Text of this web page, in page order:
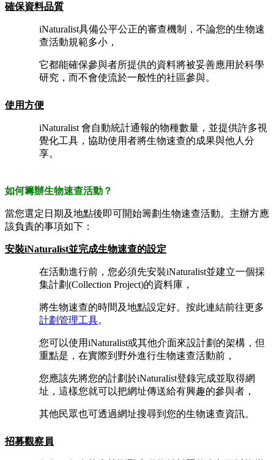
確保資料品質
iNaturalist具備公平公正的審查機制，不論您的生物速
查活動規範多小，
它都能確保參與者所提供的資料將被妥善應用於科學
研究，而不會使流於一般性的社區參與。
使用方便
iNaturalist 會自動統計通報的物種數量，並提供許多視
覺化工具，協助使用者將生物速查的成果與他人分
享。
如何籌辦生物速查活動？
當您選定日期及地點後即可開始籌劃生物速查活動。主辦方應
該負責的事項如下：
安裝iNaturalist並完成生物速查的設定
在活動進行前，您必須先安裝iNaturalist並建立一個採
集計劃(Collection Project)的資料庫，
將生物速查的時間及地點設定好。按此連結前往更多
計劃管理工具。
您可以使用iNaturalist或其他介面來設計劃的架構，但
重點是，在實際到野外進行生物速查活動前，
您應該先將您的計劃於iNaturalist登錄完成並取得網
址，這樣您就可以把網址傳送給有興趣的參與者，
其他民眾也可透過網址搜尋到您的生物速查資訊。
招募觀察員